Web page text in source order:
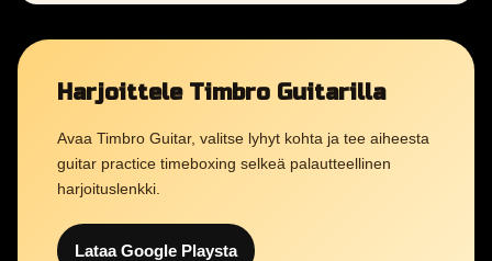
Harjoittele Timbro Guitarilla
Avaa Timbro Guitar, valitse lyhyt kohta ja tee aiheesta
guitar practice timeboxing selkeä palautteellinen
harjoituslenkki.
Lataa Google Playsta